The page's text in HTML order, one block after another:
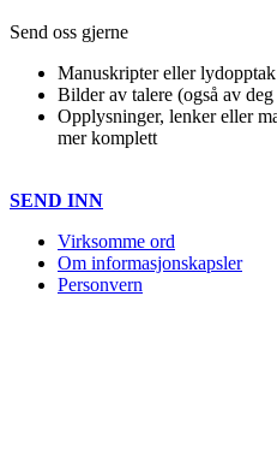
Send oss gjerne
Manuskripter eller
Bilder av talere (også av
Opplysninger, lenker eller
mer komplett
SEND INN
Virksomme ord
Om informasjonskapsler
Personvern